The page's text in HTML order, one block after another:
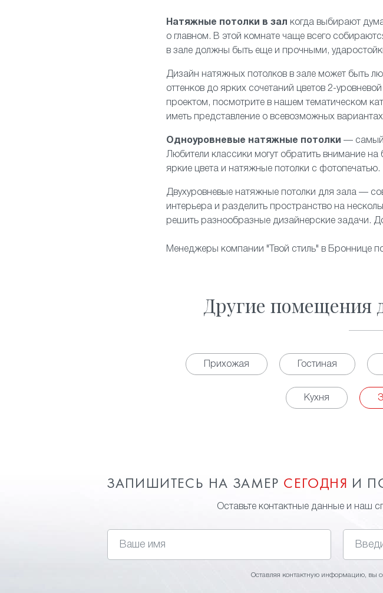
Натяжные потолки в зал
когда выбирают
о главном. В этой комнате чаще всего
в зале должны быть еще и прочными,
Дизайн натяжных потолков в зале может быть
оттенков до ярких сочетаний цветов 2-
проектом, посмотрите в нашем тематическом
иметь представление о всевозможных
Одноуровневые натяжные потолки — самый
Любители классики могут обратить внимание
яркие цвета и натяжные потолки с фотопечатью.
Двухуровневые натяжные потолки для зала —
интерьера и разделить пространство на
решить разнообразные дизайнерские задачи.
Менеджеры компании "Твой стиль" в Броннице
Другие помещения
Прихожая Гостиная
Кухня
ЗАПИШИТЕСЬ НА ЗАМЕР СЕГОДНЯ И
Оставьте контактные данные и наш
Оставляя контактную информацию, вы